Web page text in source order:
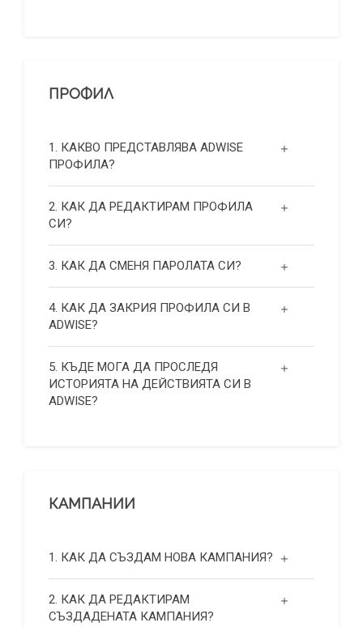
ПРОФИЛ
1. КАКВО ПРЕДСТАВЛЯВА ADWISE
ПРОФИЛА?
2. КАК ДА РЕДАКТИРАМ ПРОФИЛА
СИ?
3. КАК ДА СМЕНЯ ПАРОЛАТА СИ?
4. КАК ДА ЗАКРИЯ ПРОФИЛА СИ В
ADWISE?
5. КЪДЕ МОГА ДА ПРОСЛЕДЯ
ИСТОРИЯТА НА ДЕЙСТВИЯТА СИ В
ADWISE?
КАМПАНИИ
1. КАК ДА СЪЗДАМ НОВА КАМПАНИЯ?
2. КАК ДА РЕДАКТИРАМ
СЪЗДАДЕНАТА КАМПАНИЯ?